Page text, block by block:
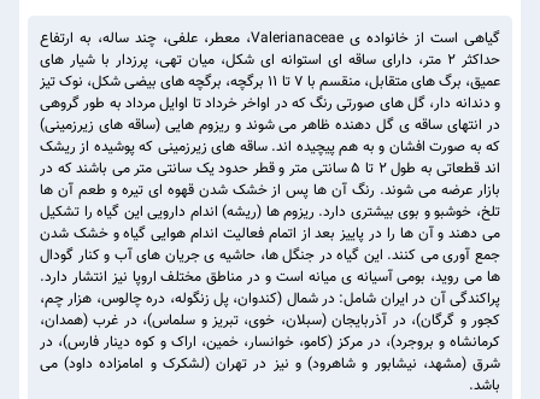
گیاهی است از خانواده ی Valerianaceae، معطر، علفی، چند ساله، به ارتفاع
حداکثر ۲ متر، دارای ساقه ای استوانه ای شکل، میان تهی، پرزدار با شیار های
عمیق، برگ های متقابل، منقسم با ۷ تا ۱۱ برگچه، برگچه های بیضی شکل، نوک تیز
و دندانه دار، گل های صورتی رنگ که در اواخر خرداد تا اوایل مرداد به طور گروهی
در انتهای ساقه ی گل دهنده ظاهر می شوند و ریزوم هایی (ساقه های زیرزمینی)
که به صورت افشان و به هم پیچیده اند. ساقه های زیرزمینی که پوشیده از ریشک
اند قطعاتی به طول ۲ تا ۵ سانتی متر و قطر حدود یک سانتی متر می باشند که در
بازار عرضه می شوند. رنگ آن ها پس از خشک شدن قهوه ای تیره و طعم آن ها
تلخ، خوشبو و بوی بیشتری دارد. ریزوم ها (ریشه) اندام دارویی این گیاه را تشکیل
می دهند و آن ها را در پاییز بعد از اتمام فعالیت اندام هوایی گیاه و خشک شدن
جمع آوری می کنند. این گیاه در جنگل ها، حاشیه ی جریان های آب و کنار گودال
ها می روید، بومی آسیانه ی میانه است و در مناطق مختلف اروپا نیز انتشار دارد.
پراکندگی آن در ایران شامل: در شمال (کندوان، پل زنگوله، دره چالوس، هزار چم،
کجور و گرگان)، در آذربایجان (سبلان، خوی، تبریز و سلماس)، در غرب (همدان،
کرمانشاه و بروجرد)، در مرکز (کامو، خوانسار، خمین، اراک و کوه دینار فارس)، در
شرق (مشهد، نیشابور و شاهرود) و نیز در تهران (لشکرک و امامزاده داود) می
باشد.